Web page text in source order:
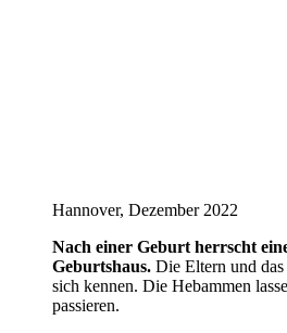
Hannover, Dezember 2022
Nach einer Geburt herrscht
Geburtshaus. Die Eltern und
sich kennen. Die Hebammen
passieren.